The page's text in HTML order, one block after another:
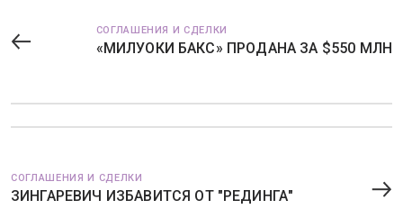
СОГЛАШЕНИЯ И СДЕЛКИ
«МИЛУОКИ БАКС» ПРОДАНА ЗА $550 МЛН
СОГЛАШЕНИЯ И СДЕЛКИ
ЗИНГАРЕВИЧ ИЗБАВИТСЯ ОТ "РЕДИНГА"